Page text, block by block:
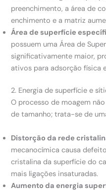
preenchimento, a área de
enchimento e a matriz
Área de superfície
possuem uma Área de
significativamente maior,
ativos para adsorção física
2. Energia de superfície e
O processo de moagem
de tamanho; trata-se de
Distorção da rede
mecanocímica causa
cristalina da superfície do
mais ligações insaturadas.
Aumento da energia